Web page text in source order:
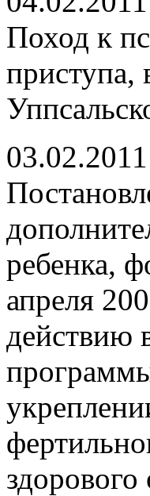
Поход к
приступа,
03.02.2011
ребенка,
апреля
действию